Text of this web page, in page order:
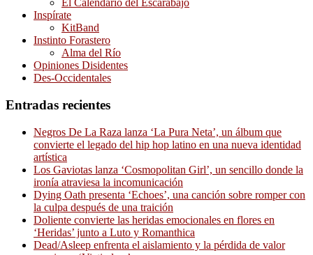
El Calendario del Escarabajo
Inspírate
KitBand
Instinto Forastero
Alma del Río
Opiniones Disidentes
Des-Occidentales
Entradas recientes
Negros De La Raza lanza ‘La Pura Neta’, un álbum que
convierte el legado del hip hop latino en una nueva identidad
artística
Los Gaviotas lanza ‘Cosmopolitan Girl’, un sencillo donde la
ironía atraviesa la incomunicación
Dying Oath presenta ‘Echoes’, una canción sobre romper con
la culpa después de una traición
Doliente convierte las heridas emocionales en flores en
‘Heridas’ junto a Luto y Romanthica
Dead/Asleep enfrenta el aislamiento y la pérdida de valor